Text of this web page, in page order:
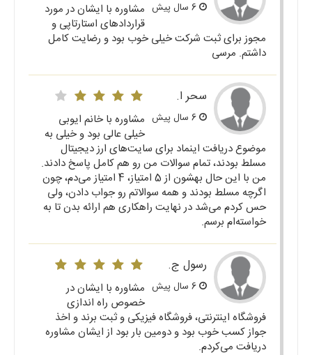
مشاوره با ایشان در مورد
قراردادهای استارتاپی و
مجوز برای ثبت شرکت خیلی خوب بود و رضایت کامل
داشتم. مرسی
سحر ا.
مشاوره با خانم ایوبی
خیلی عالی بود و خیلی به
موضوع دریافت اینماد برای سایت‌های ارز دیجیتال
مسلط بودند، تمام سوالات من رو هم کامل پاسخ دادند.
من با این حال بهشون از 5 امتیاز، 4 امتیاز می‌دم، چون
اگرچه مسلط بودند و همه سوالاتم رو جواب دادن، ولی
حس کردم می‌شد در نهایت راهکاری هم ارائه بدن تا به
خواسته‌ام برسم.
رسول ج.
مشاوره با ایشان در
خصوص راه اندازی
فروشگاه اینترنتی، فروشگاه فیزیکی و ثبت برند و اخذ
جواز کسب خوب بود و دومین بار بود از ایشان مشاوره
دریافت می‌کردم.